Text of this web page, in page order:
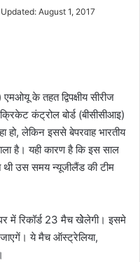
August 1, 2017
एमओयू के तहत द्विपक्षीय सीरीज
कंट्रोल बोर्ड (बीसीसीआइ)
लेकिन इससे बेपरवाह भारतीय
है। यही कारण है कि इस साल
थी उस समय न्यूजीलैंड की टीम
में रिकॉर्ड 23 मैच खेेलेगी। इसमे
ये मैच ऑस्ट्रेलिया,